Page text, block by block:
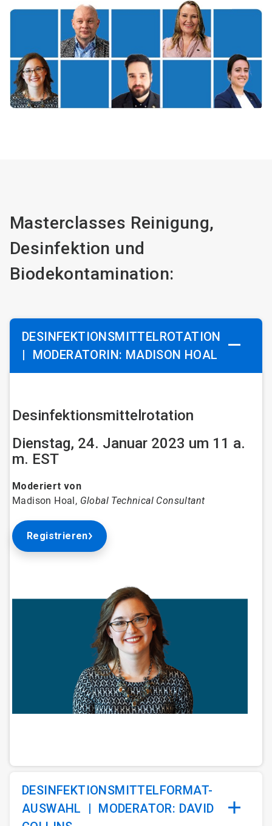
Masterclasses Reinigung,
Desinfektion und
Biodekontamination:
DESINFEKTIONSMITTELROTATION
|
MODERATORIN: MADISON HOAL
Desinfektionsmittelrotation
Dienstag, 24. Januar 2023 um 11 a.
m. EST
Moderiert von
Madison Hoal, Global Technical Consultant
Registrieren
DESINFEKTIONSMITTELFORMAT-
AUSWAHL | MODERATOR: DAVID